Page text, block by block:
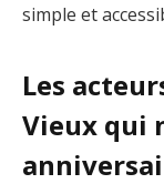
simple et
Les
Vieux qui